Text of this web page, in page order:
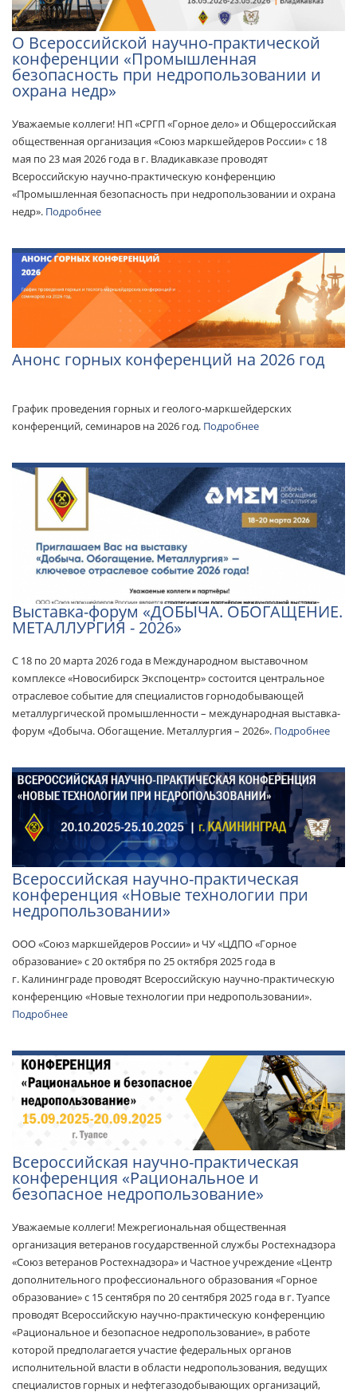
О Всероссийской научно-практической
конференции «Промышленная
безопасность при недропользовании и
охрана недр»
Уважаемые коллеги! НП «СРГП «Горное дело» и Общероссийская
общественная организация «Союз маркшейдеров России» с 18
мая по 23 мая 2026 года в г. Владикавказе проводят
Всероссийскую научно-практическую конференцию
«Промышленная безопасность при недропользовании и охрана
недр». Подробнее
Анонс горных конференций на 2026 год
График проведения горных и геолого-маркшейдерских
конференций, семинаров на 2026 год. Подробнее
Выставка-форум «ДОБЫЧА. ОБОГАЩЕНИЕ.
МЕТАЛЛУРГИЯ - 2026»
С 18 по 20 марта 2026 года в Международном выставочном
комплексе «Новосибирск Экспоцентр» состоится центральное
отраслевое событие для специалистов горнодобывающей
металлургической промышленности – международная выставка-
форум «Добыча. Обогащение. Металлургия – 2026». Подробнее
Всероссийская научно-практическая
конференция «Новые технологии при
недропользовании»
ООО «Союз маркшейдеров России» и ЧУ «ЦДПО «Горное
образование» с 20 октября по 25 октября 2025 года в
г. Калининграде проводят Всероссийскую научно-практическую
конференцию «Новые технологии при недропользовании».
Подробнее
Всероссийская научно-практическая
конференция «Рациональное и
безопасное недропользование»
Уважаемые коллеги! Межрегиональная общественная
организация ветеранов государственной службы Ростехнадзора
«Союз ветеранов Ростехнадзора» и Частное учреждение «Центр
дополнительного профессионального образования «Горное
образование» с 15 сентября по 20 сентября 2025 года в г. Туапсе
проводят Всероссийскую научно-практическую конференцию
«Рациональное и безопасное недропользование», в работе
которой предполагается участие федеральных органов
исполнительной власти в области недропользования, ведущих
специалистов горных и нефтегазодобывающих организаций,